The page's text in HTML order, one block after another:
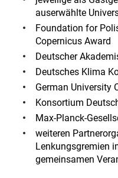
auserwählte
Foundation for
Copernicus Award
Deutscher
Deutsches Klima
German University
Konsortium
Max-Planck-
weiteren
Lenkungsgremien
gemeinsamen